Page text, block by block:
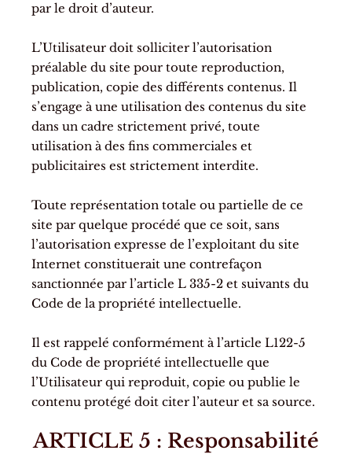
par le droit d’auteur.
L’Utilisateur doit solliciter l’autorisation
préalable du site pour toute reproduction,
publication, copie des différents contenus. Il
s’engage à une utilisation des contenus du site
dans un cadre strictement privé, toute
utilisation à des fins commerciales et
publicitaires est strictement interdite.
Toute représentation totale ou partielle de ce
site par quelque procédé que ce soit, sans
l’autorisation expresse de l’exploitant du site
Internet constituerait une contrefaçon
sanctionnée par l’article L 335-2 et suivants du
Code de la propriété intellectuelle.
Il est rappelé conformément à l’article L122-5
du Code de propriété intellectuelle que
l’Utilisateur qui reproduit, copie ou publie le
contenu protégé doit citer l’auteur et sa source.
ARTICLE 5 : Responsabilité